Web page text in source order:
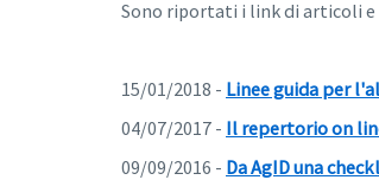
Sono riportati i link di articoli e
15/01/2018 - Linee guida per
04/07/2017 - Il repertorio on
09/09/2016 - Da AgID una